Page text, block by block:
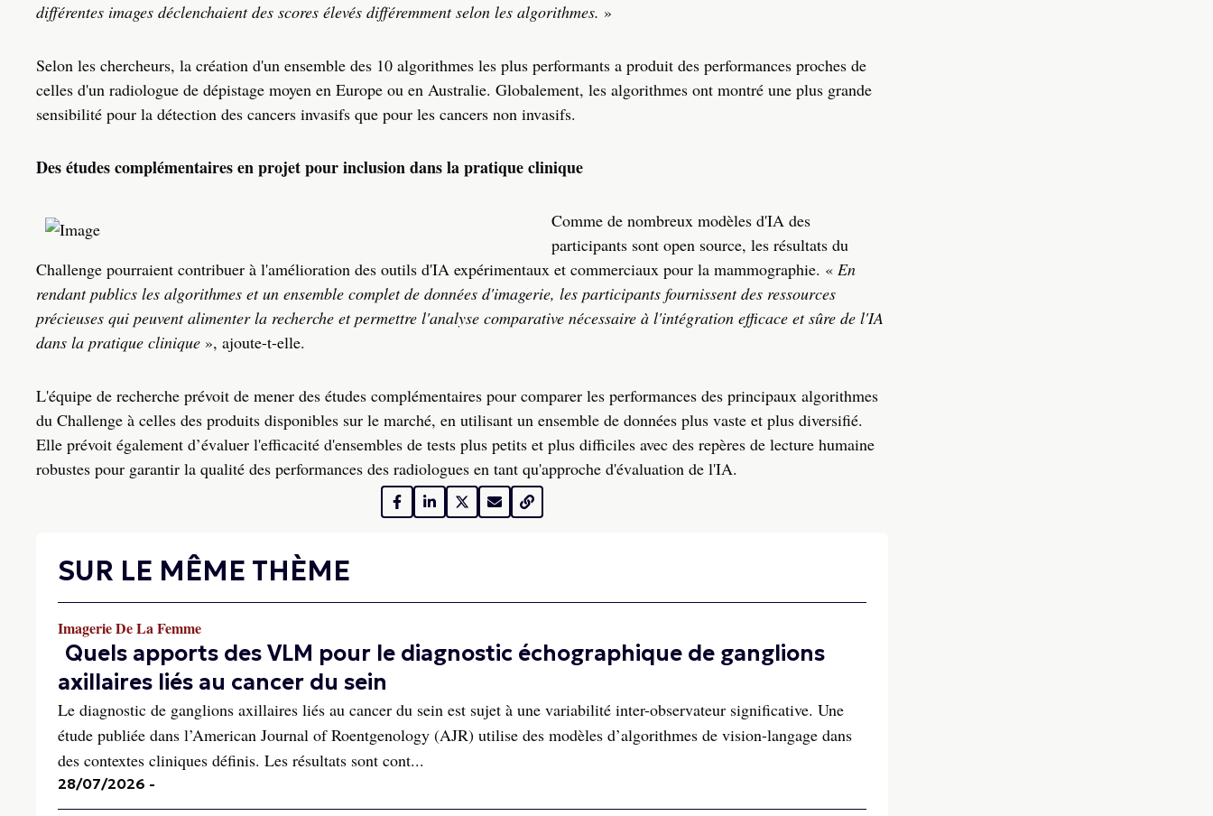
différentes images déclenchaient des scores élevés différemment selon les algorithmes. »
Selon les chercheurs, la création d'un ensemble des 10 algorithmes les plus performants a produit des performances proches de
celles d'un radiologue de dépistage moyen en Europe ou en Australie. Globalement, les algorithmes ont montré une plus grande
sensibilité pour la détection des cancers invasifs que pour les cancers non invasifs.
Des études complémentaires en projet pour inclusion dans la pratique clinique
Comme de nombreux modèles d'IA des
participants sont open source, les résultats du
Challenge pourraient contribuer à l'amélioration des outils d'IA expérimentaux et commerciaux pour la mammographie. « En
rendant publics les algorithmes et un ensemble complet de données d'imagerie, les participants fournissent des ressources
précieuses qui peuvent alimenter la recherche et permettre l'analyse comparative nécessaire à l'intégration efficace et sûre de l'IA
dans la pratique clinique », ajoute-t-elle.
L'équipe de recherche prévoit de mener des études complémentaires pour comparer les performances des principaux algorithmes
du Challenge à celles des produits disponibles sur le marché, en utilisant un ensemble de données plus vaste et plus diversifié.
Elle prévoit également d’évaluer l'efficacité d'ensembles de tests plus petits et plus difficiles avec des repères de lecture humaine
robustes pour garantir la qualité des performances des radiologues en tant qu'approche d'évaluation de l'IA.
SUR LE MÊME THÈME
Imagerie De La Femme
Quels apports des VLM pour le diagnostic échographique de ganglions
axillaires liés au cancer du sein
Le diagnostic de ganglions axillaires liés au cancer du sein est sujet à une variabilité inter-observateur significative. Une
étude publiée dans l’American Journal of Roentgenology (AJR) utilise des modèles d’algorithmes de vision-langage dans
des contextes cliniques définis. Les résultats sont cont...
28/07/2026 -